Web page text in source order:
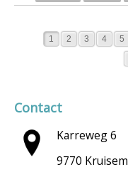
1 2 3 4 5
Contact
Karreweg 6
9770 Kruisem